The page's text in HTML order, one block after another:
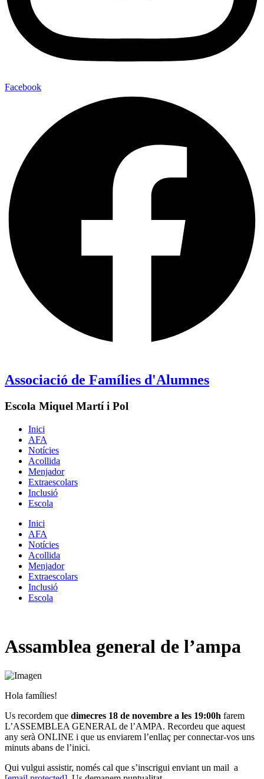
Facebook
Associació de Famílies d'Alumnes
Escola Miquel Martí i Pol
Inici
AFA
Notícies
Acollida
Menjador
Extraescolars
Inclusió
Escola
Inici
AFA
Notícies
Acollida
Menjador
Extraescolars
Inclusió
Escola
Assamblea general de l’ampa
Hola famílies!
Us recordem que dimecres 18 de novembre a les 19:00h farem
L’ASSEMBLEA GENERAL de l’AMPA. Recordeu que aquest
any serà ONLINE i que us enviarem l’enllaç per connectar-vos uns
minuts abans de l’inici.
Qui vulgui assistir, només cal que s’inscrigui enviant un mail a